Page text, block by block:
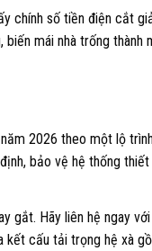
chính số tiền điện cắt
mái nhà trống
2026 theo một lộ
bảo vệ hệ thống
gắt. Hãy liên hệ ngay
cấu tải trọng hệ xà